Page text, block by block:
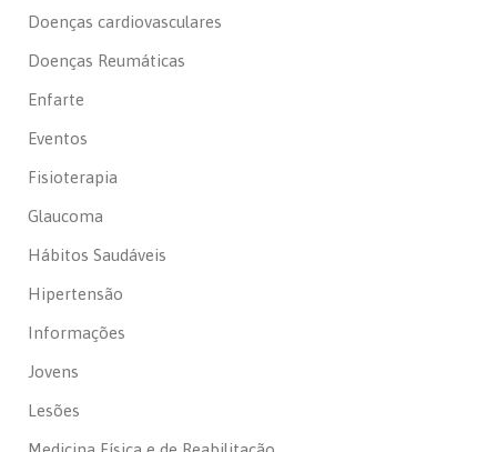
Doenças cardiovasculares
Doenças Reumáticas
Enfarte
Eventos
Fisioterapia
Glaucoma
Hábitos Saudáveis
Hipertensão
Informações
Jovens
Lesões